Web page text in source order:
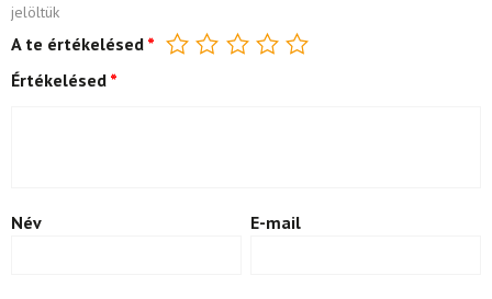
jelöltük
A te értékelésed *
Értékelésed *
Név E-mail